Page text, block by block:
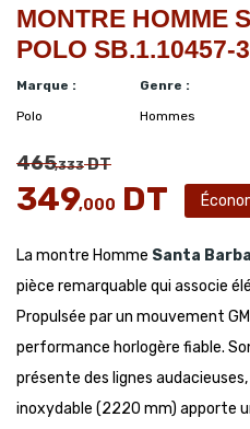
MONTRE HOMME
POLO SB.1.10457-3
Marque :
Polo
Genre :
Hommes
465,333DT
349,000 DT
La montre Homme Santa
pièce remarquable qui associe
Propulsée par un mouvement
performance horlogère fiable.
présente des lignes
inoxydable (2220 mm) apporte